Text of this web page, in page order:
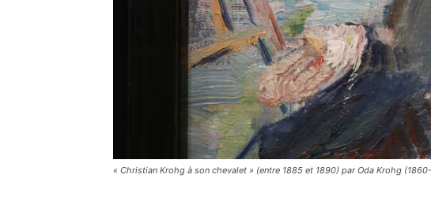
« Christian Krohg à son chevalet » (entre 1885 et 1890) par Oda Krohg